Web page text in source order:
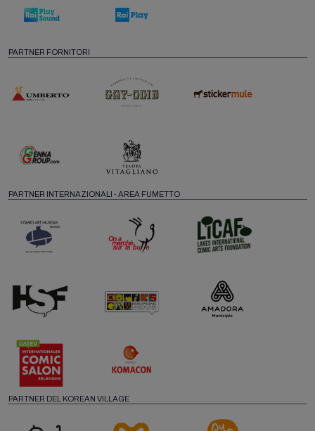
PARTNER FORNITORI
PARTNER INTERNAZIONALI - AREA FUMETTO
PARTNER DEL KOREAN VILLAGE